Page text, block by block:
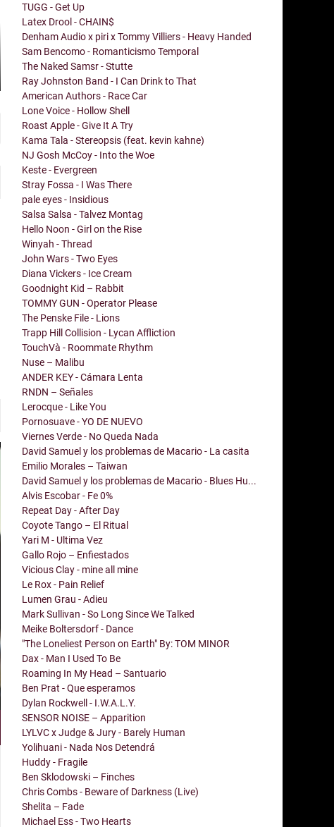
TUGG - Get Up
Latex Drool - CHAIN$
Denham Audio x piri x Tommy Villiers - Heavy Handed
Sam Bencomo - Romanticismo Temporal
The Naked Samsr - Stutte
Ray Johnston Band - I Can Drink to That
American Authors - Race Car
Lone Voice - Hollow Shell
Roast Apple - Give It A Try
Kama Tala - Stereopsis (feat. kevin kahne)
NJ Gosh McCoy - Into the Woe
Keste - Evergreen
Stray Fossa - I Was There
pale eyes - Insidious
Salsa Salsa - Talvez Montag
Hello Noon - Girl on the Rise
Winyah - Thread
John Wars - Two Eyes
Diana Vickers - Ice Cream
Goodnight Kid – Rabbit
TOMMY GUN - Operator Please
The Penske File - Lions
Trapp Hill Collision - Lycan Affliction
TouchVà - Roommate Rhythm
Nuse – Malibu
ANDER KEY - Cámara Lenta
RNDN – Señales
Lerocque - Like You
Pornosuave - YO DE NUEVO
Viernes Verde - No Queda Nada
David Samuel y los problemas de Macario - La casita
Emilio Morales – Taiwan
David Samuel y los problemas de Macario - Blues Hu...
Alvis Escobar - Fe 0%
Repeat Day - After Day
Coyote Tango – El Ritual
Yari M - Ultima Vez
Gallo Rojo – Enfiestados
Vicious Clay - mine all mine
Le Rox - Pain Relief
Lumen Grau - Adieu
Mark Sullivan - So Long Since We Talked
Meike Boltersdorf - Dance
"The Loneliest Person on Earth" By: TOM MINOR
Dax - Man I Used To Be
Roaming In My Head – Santuario
Ben Prat - Que esperamos
Dylan Rockwell - I.W.A.L.Y.
SENSOR NOISE – Apparition
LYLVC x Judge & Jury - Barely Human
Yolihuani - Nada Nos Detendrá
Huddy - Fragile
Ben Sklodowski – Finches
Chris Combs - Beware of Darkness (Live)
Shelita – Fade
Michael Ess - Two Hearts